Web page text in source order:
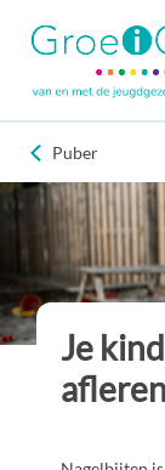
Puber
Je
afleren